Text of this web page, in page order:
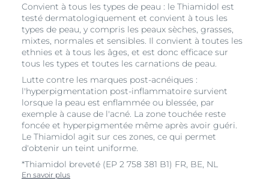
Convient à tous les types de peau : le Thiamidol est
testé dermatologiquement et convient à tous les
types de peau, y compris les peaux sèches, grasses,
mixtes, normales et sensibles. Il convient à toutes les
ethnies et à tous les âges, et est donc efficace sur
tous les types et toutes les carnations de peau.
Lutte contre les marques post-acnéiques :
l'hyperpigmentation post-inflammatoire survient
lorsque la peau est enflammée ou blessée, par
exemple à cause de l'acné. La zone touchée reste
foncée et hyperpigmentée même après avoir guéri.
Le Thiamidol agit sur ces zones, ce qui permet
d'obtenir un teint uniforme.
*Thiamidol breveté (EP 2 758 381 B1) FR, BE, NL
En savoir plus